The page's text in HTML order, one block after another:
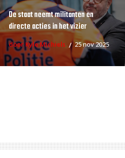
De staat neemt militanten en
directe acties in het vizier
door Kyle Michiels 25 nov 2025